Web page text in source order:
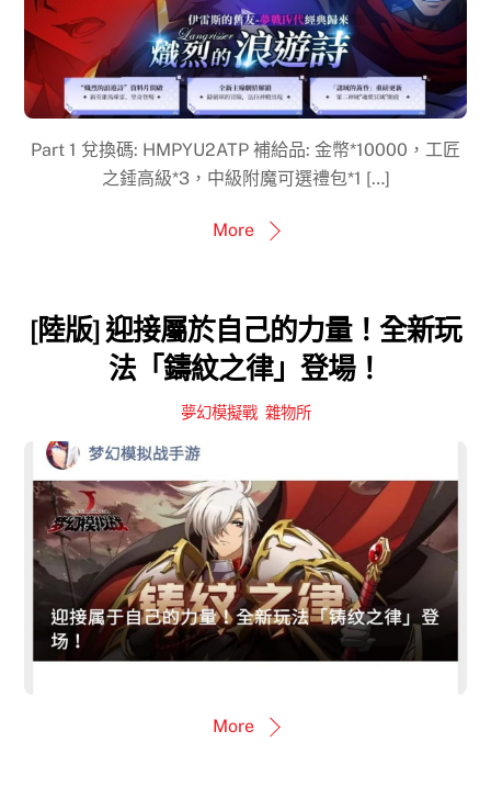
Part 1 兌換碼: HMPYU2ATP 補給品: 金幣*10000，工匠
之錘高級*3，中級附魔可選禮包*1 […]
More
[陸版] 迎接屬於自己的力量！全新玩
法「鑄紋之律」登場！
夢幻模擬戰, 雜物所
More